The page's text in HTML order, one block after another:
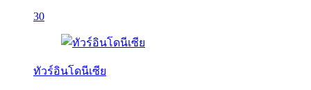
30
ทัวร์อินโดนีเซีย